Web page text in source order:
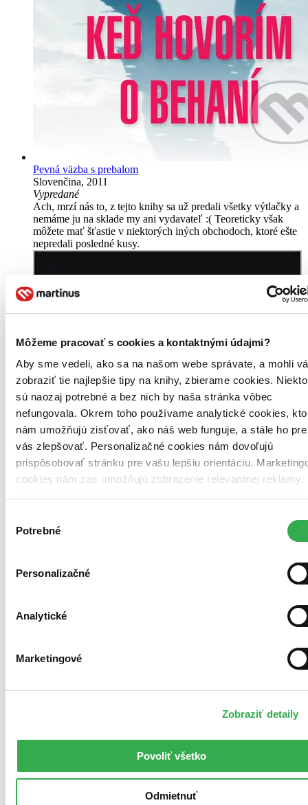
Môžeme pracovať s cookies a kontaktnými údajmi?
Aby sme vedeli, ako sa na našom webe správate, a mohli
zobraziť tie najlepšie tipy na knihy, zbierame cookies.
sú naozaj potrebné a bez nich by naša stránka vôbec
nefungovala. Okrem toho používame analytické cookies,
nám umožňujú zisťovať, ako náš web funguje, a stále ho pre
vás zlepšovať. Personalizačné cookies nám dovoľujú
prispôsobovať stránku pre vašu lepšiu orientáciu.
cookies nám zas umožňujú zobrazenie relevantnej reklamy.
Ďakujeme!
súhlasu
Potrebné
Personalizačné
Analytické
Marketingové
Zobraziť detaily
Povoliť všetko
Odmietnuť
Pevná väzba s prebalom
Slovenčina, 2011
Vypredané
Ach, mrzí nás to, z tejto knihy sa už predali všetky výtlačky a
nemáme ju na sklade my ani vydavateľ :( Teoreticky však
môžete mať šťastie v niektorých iných obchodoch, ktoré ešte
nepredali posledné kusy.
Túto knihu máme síce aktuálne na sklade, máme však už iba
posledné kusy. Ak ju chcete mať rýchlo, ponáhľajte sa!